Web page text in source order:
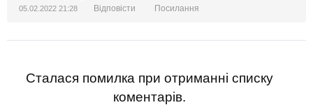
05.02.2022 21:28 Відповісти Посилання
Сталася помилка при отриманні списку
коментарів.